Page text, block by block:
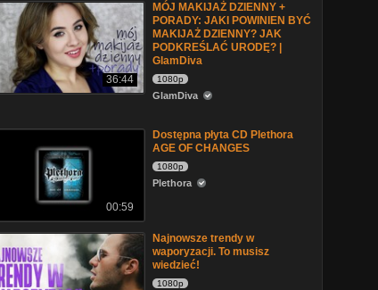
36:44
MÓJ MAKIJAŻ DZIENNY +
PORADY: JAKI POWINIEN BYĆ
MAKIJAŻ DZIENNY? JAK
PODKREŚLAĆ URODĘ? |
GlamDiva
1080p
GlamDiva
00:59
Dostępna płyta CD Plethora
AGE OF CHANGES
1080p
Plethora
Najnowsze trendy w
waporyzacji. To musisz
wiedzieć!
1080p